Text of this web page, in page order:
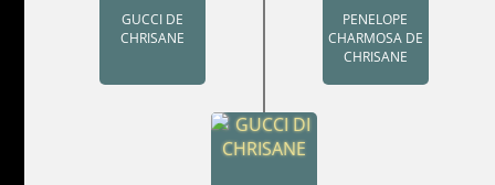
GUCCI DE
CHRISANE
PENELOPE
CHARMOSA DE
CHRISANE